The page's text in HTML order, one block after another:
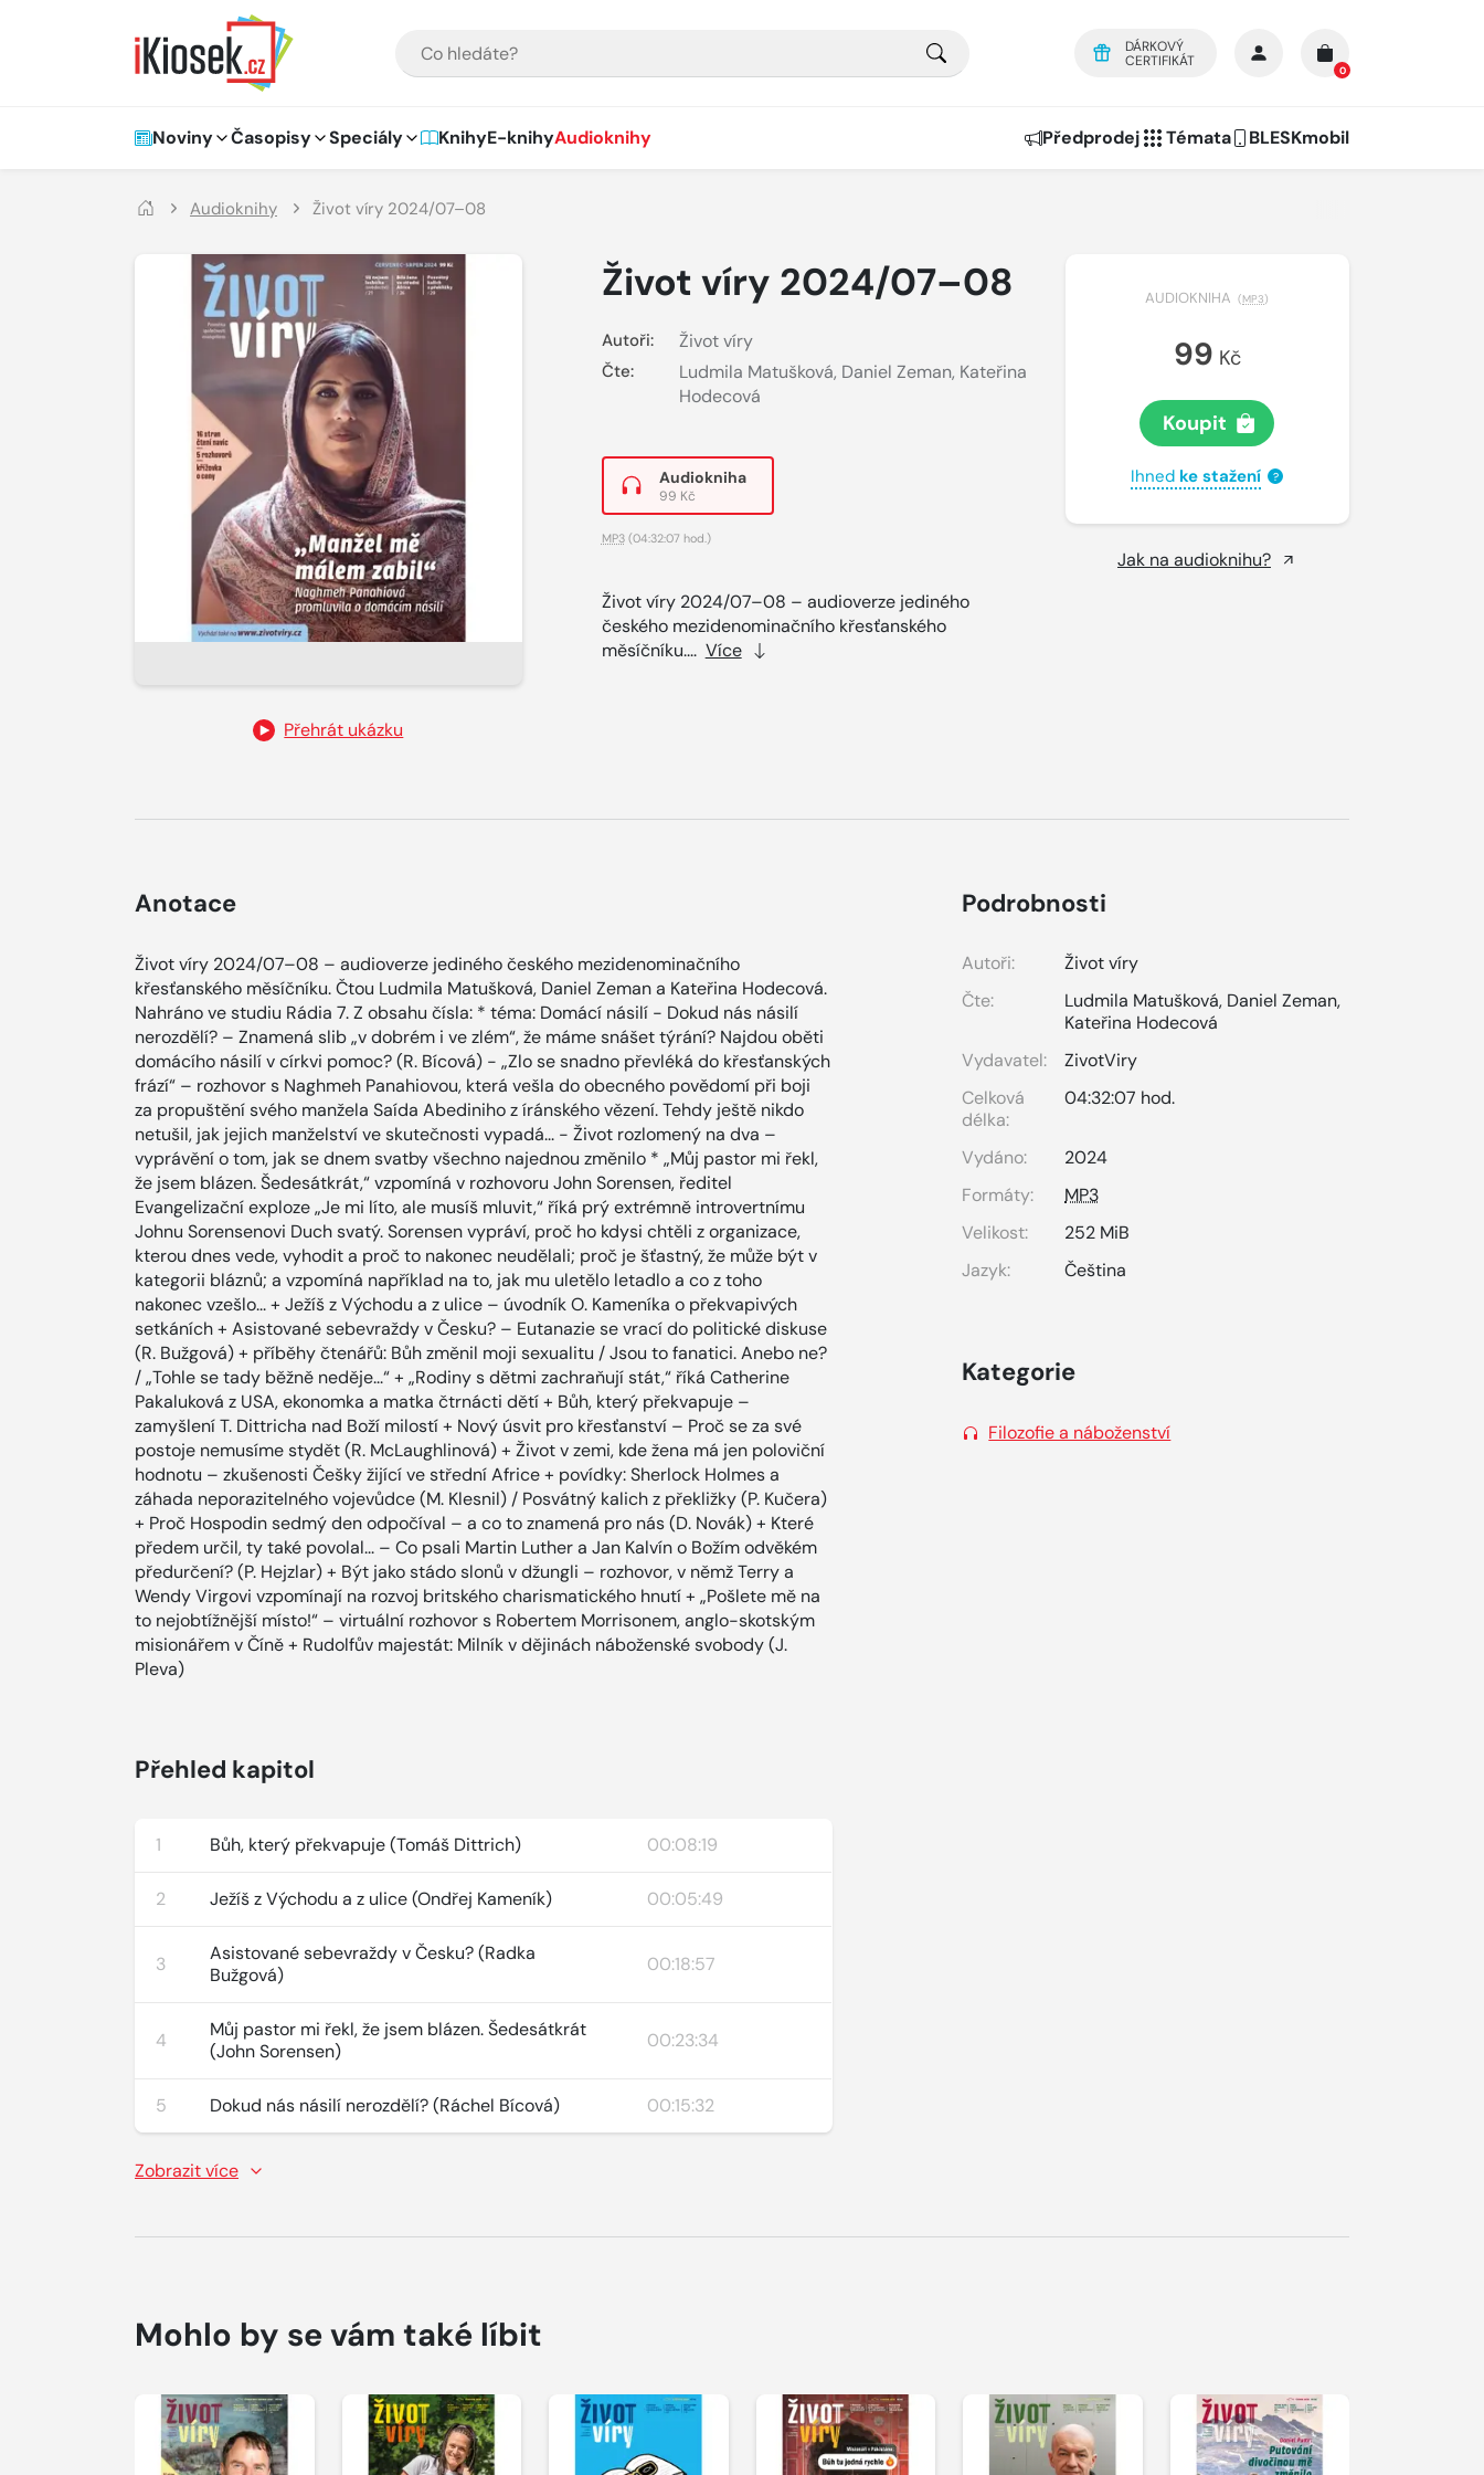
DÁRKOVÝ
CERTIFIKÁT
0
Hlavní navigace
Noviny Časopisy Speciály KnihyE-knihyAudioknihy Předprodej Témata BLESKmobil
Audioknihy Život víry 2024/07–08
Přehrát ukázku
Život víry 2024/07–08
Autoři: Život víry
Čte: Ludmila Matušková, Daniel Zeman, Kateřina
Hodecová
Audiokniha
99 Kč
MP3(04:32:07 hod.)
Život víry 2024/07–08 – audioverze jediného
českého mezidenominačního křesťanského
měsíčníku.... Více
AUDIOKNIHA (MP3)
99 Kč
Koupit
Ihned ke stažení ?
Jak na audioknihu?
Anotace
Život víry 2024/07–08 – audioverze jediného českého mezidenominačního
křesťanského měsíčníku. Čtou Ludmila Matušková, Daniel Zeman a Kateřina Hodecová.
Nahráno ve studiu Rádia 7. Z obsahu čísla: * téma: Domácí násilí - Dokud nás násilí
nerozdělí? – Znamená slib „v dobrém i ve zlém“, že máme snášet týrání? Najdou oběti
domácího násilí v církvi pomoc? (R. Bícová) - „Zlo se snadno převléká do křesťanských
frází“ – rozhovor s Naghmeh Panahiovou, která vešla do obecného povědomí při boji
za propuštění svého manžela Saída Abediniho z íránského vězení. Tehdy ještě nikdo
netušil, jak jejich manželství ve skutečnosti vypadá... - Život rozlomený na dva –
vyprávění o tom, jak se dnem svatby všechno najednou změnilo * „Můj pastor mi řekl,
že jsem blázen. Šedesátkrát,“ vzpomíná v rozhovoru John Sorensen, ředitel
Evangelizační exploze „Je mi líto, ale musíš mluvit,“ říká prý extrémně introvertnímu
Johnu Sorensenovi Duch svatý. Sorensen vypráví, proč ho kdysi chtěli z organizace,
kterou dnes vede, vyhodit a proč to nakonec neudělali; proč je šťastný, že může být v
kategorii bláznů; a vzpomíná například na to, jak mu uletělo letadlo a co z toho
nakonec vzešlo... + Ježíš z Východu a z ulice – úvodník O. Kameníka o překvapivých
setkáních + Asistované sebevraždy v Česku? – Eutanazie se vrací do politické diskuse
(R. Bužgová) + příběhy čtenářů: Bůh změnil moji sexualitu / Jsou to fanatici. Anebo ne?
/ „Tohle se tady běžně neděje...“ + „Rodiny s dětmi zachraňují stát,“ říká Catherine
Pakaluková z USA, ekonomka a matka čtrnácti dětí + Bůh, který překvapuje –
zamyšlení T. Dittricha nad Boží milostí + Nový úsvit pro křesťanství – Proč se za své
postoje nemusíme stydět (R. McLaughlinová) + Život v zemi, kde žena má jen poloviční
hodnotu – zkušenosti Češky žijící ve střední Africe + povídky: Sherlock Holmes a
záhada neporazitelného vojevůdce (M. Klesnil) / Posvátný kalich z překližky (P. Kučera)
+ Proč Hospodin sedmý den odpočíval – a co to znamená pro nás (D. Novák) + Které
předem určil, ty také povolal... – Co psali Martin Luther a Jan Kalvín o Božím odvěkém
předurčení? (P. Hejzlar) + Být jako stádo slonů v džungli – rozhovor, v němž Terry a
Wendy Virgovi vzpomínají na rozvoj britského charismatického hnutí + „Pošlete mě na
to nejobtížnější místo!“ – virtuální rozhovor s Robertem Morrisonem, anglo-skotským
misionářem v Číně + Rudolfův majestát: Milník v dějinách náboženské svobody (J.
Pleva)
Přehled kapitol
1 Bůh, který překvapuje (Tomáš Dittrich) 00:08:19
2 Ježíš z Východu a z ulice (Ondřej Kameník) 00:05:49
3
Asistované sebevraždy v Česku? (Radka
Bužgová)
00:18:57
4
Můj pastor mi řekl, že jsem blázen. Šedesátkrát
(John Sorensen)
00:23:34
5 Dokud nás násilí nerozdělí? (Ráchel Bícová) 00:15:32
Zobrazit více
Podrobnosti
Autoři:
Život víry
Čte:
Ludmila Matušková, Daniel Zeman,
Kateřina Hodecová
Vydavatel:
ZivotViry
Celková
délka:
04:32:07 hod.
Vydáno:
2024
Formáty:
MP3
Velikost:
252 MiB
Jazyk:
Čeština
Kategorie
Filozofie a náboženství
Mohlo by se vám také líbit
Přehrát
ukázku
Přehrát
ukázku
Přehrát Přehrát
ukázku
Přehrát